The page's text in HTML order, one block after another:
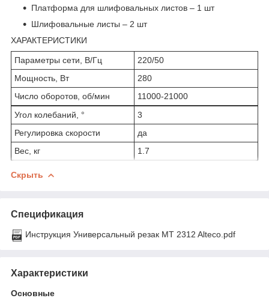
Платформа для шлифовальных листов – 1 шт
Шлифовальные листы – 2 шт
ХАРАКТЕРИСТИКИ
Параметры сети, В/Гц
220/50
Мощность, Вт
280
Число оборотов, об/мин
11000-21000
Угол колебаний, °
3
Регулировка скорости
да
Вес, кг
1.7
Скрыть
Спецификация
Инструкция Универсальный резак MT 2312 Alteco.pdf
Характеристики
Основные